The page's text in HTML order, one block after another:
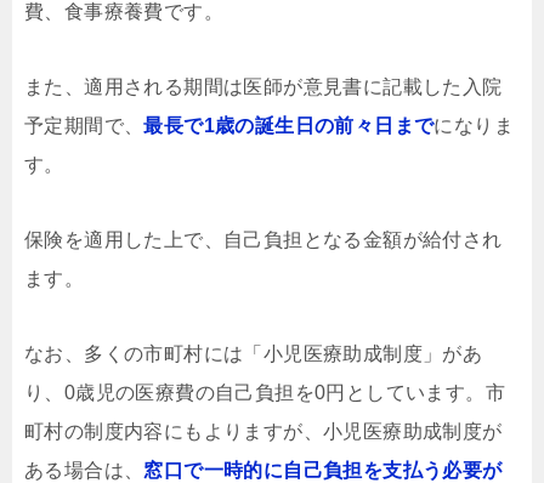
費、食事療養費です。
また、適用される期間は医師が意見書に記載した入院
予定期間で、最長で1歳の誕生日の前々日までになりま
す。
保険を適用した上で、自己負担となる金額が給付され
ます。
なお、多くの市町村には「小児医療助成制度」があ
り、0歳児の医療費の自己負担を0円としています。市
町村の制度内容にもよりますが、小児医療助成制度が
ある場合は、 窓口で一時的に自己負担を支払う必要が